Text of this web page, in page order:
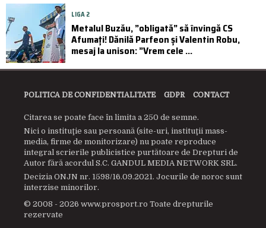
LIGA 2
Metalul Buzău, ”obligată” să învingă CS
Afumați! Dănilă Parfeon și Valentin Robu,
mesaj la unison: ”Vrem cele ...
POLITICA DE CONFIDENTIALITATE GDPR CONTACT
Citarea se poate face în limita a 250 de semne.
Nici o instituţie sau persoană (site-uri, instituţii mass-
media, firme de monitorizare) nu poate reproduce
integral scrierile publicistice purtătoare de Drepturi de
Autor fără acordul S.C. GANDUL MEDIA NETWORK SRL.
Decizia ONJN nr. 1598/16.09.2021. Jocurile de noroc sunt
interzise minorilor.
© 2008 - 2026 www.prosport.ro Toate drepturile
rezervate